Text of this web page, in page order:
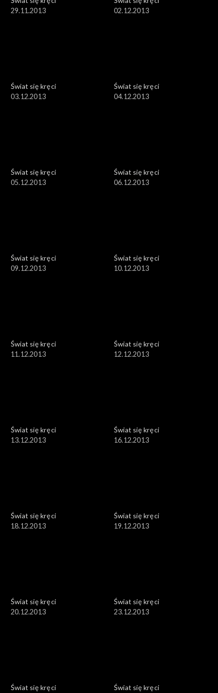
29.11.2013
02.12.2013
Świat się kręci
03.12.2013
Świat się kręci
04.12.2013
Świat się kręci
05.12.2013
Świat się kręci
06.12.2013
Świat się kręci
09.12.2013
Świat się kręci
10.12.2013
Świat się kręci
11.12.2013
Świat się kręci
12.12.2013
Świat się kręci
13.12.2013
Świat się kręci
16.12.2013
Świat się kręci
18.12.2013
Świat się kręci
19.12.2013
Świat się kręci
20.12.2013
Świat się kręci
23.12.2013
Świat się kręci
Świat się kręci